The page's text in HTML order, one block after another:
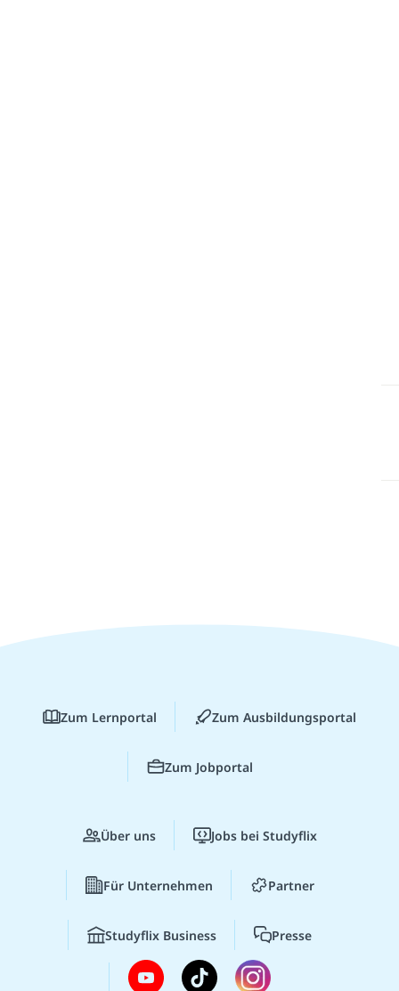
Zum Lernportal Zum Ausbildungsportal
Zum Jobportal
Über uns Jobs bei Studyflix
Für Unternehmen Partner
Studyflix Business Presse